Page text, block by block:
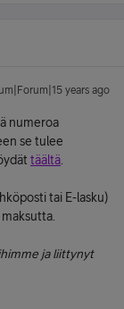
years ago
numeroa
se tulee
täältä
tai E-lasku)
ja liittynyt